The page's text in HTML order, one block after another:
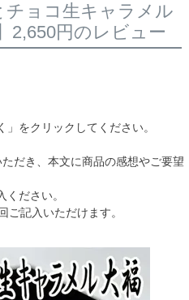
ョコ生キャラメル
2,650円のレビュー
をクリックしてください。
だき、本文に商品の感想やご要望
ださい。
記入いただけます。